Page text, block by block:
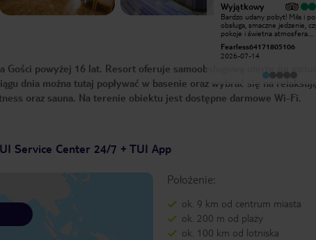
Hotel skromny, część pięter po
Czystość na korytarzach nie jest jest
skandaliczna, ale mogłoby być lepiej.
Jedzenie smaczne i do wyboru.
Basen nie wielki, ale jest to hotel
miejski.
Wyjątkowy
Bardzo udany pobyt! Miła i
obsługa, smaczne jedzenie,
pokoje i świetna atmosfera.
chętnie tu wrócę!
Fearless64171805106
2026-07-14
powyżej 16 lat. Resort oferuje samoobsługową ofertę All
dnia można tutaj popływać w basenie oraz wybrać się na
oraz sauna. Na terenie obiektu jest dostępne darmowe Wi-Fi.
Service Center 24/7 + TUI App
Położenie:
ok. 9 km od centrum miasta
ok. 200 m od plaży
ok. 100 km od lotniska